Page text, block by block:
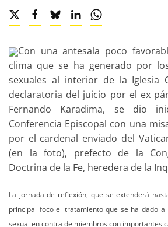
Con una antesala poco
clima que se ha generado por
sexuales al interior de la Iglesia
declaratoria del juicio por el ex
Fernando Karadima, se dio
Conferencia Episcopal con una
por el cardenal enviado del
(en la foto), prefecto de la
Doctrina de la Fe, heredera de la
La jornada de reflexión, que se extenderá
principal foco el tratamiento que se ha dado a
sexual en contra de miembros con importantes